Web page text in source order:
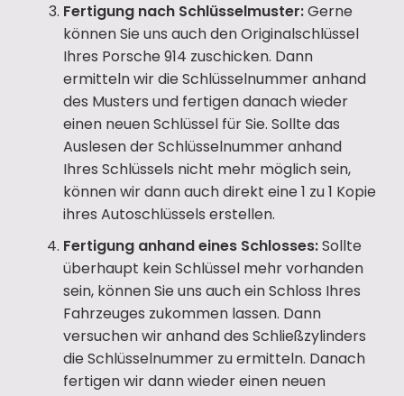
Fertigung nach Schlüsselmuster:Gerne
können Sie uns auch den Originalschlüssel
Ihres Porsche 914 zuschicken. Dann
ermitteln wir die Schlüsselnummer anhand
des Musters und fertigen danach wieder
einen neuen Schlüssel für Sie. Sollte das
Auslesen der Schlüsselnummer anhand
Ihres Schlüssels nicht mehr möglich sein,
können wir dann auch direkt eine 1 zu 1 Kopie
ihres Autoschlüssels erstellen.
Fertigung anhand eines Schlosses:Sollte
überhaupt kein Schlüssel mehr vorhanden
sein, können Sie uns auch ein Schloss Ihres
Fahrzeuges zukommen lassen. Dann
versuchen wir anhand des Schließzylinders
die Schlüsselnummer zu ermitteln. Danach
fertigen wir dann wieder einen neuen